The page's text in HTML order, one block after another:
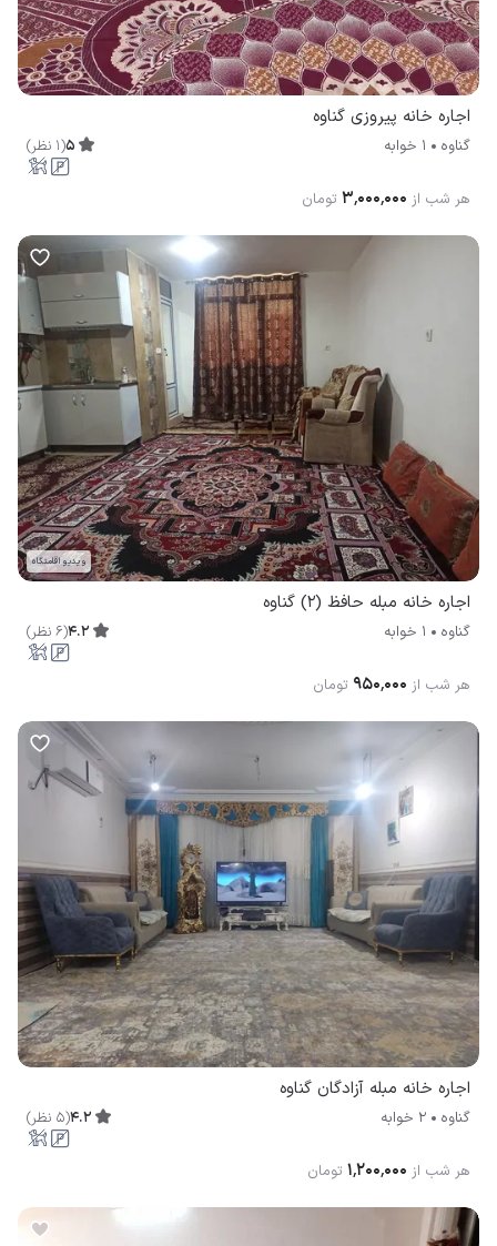
اجاره خانه پیروزی گناوه
گناوه 1 خوابه 5
(
1 نظر)
هر شب از ۳٬۰۰۰٬۰۰۰ تومان
ویدیو اقامتگاه
اجاره خانه مبله حافظ (2) گناوه
گناوه 1 خوابه 4.2
(
6 نظر)
هر شب از ۹۵۰٬۰۰۰ تومان
اجاره خانه مبله آزادگان گناوه
گناوه 2 خوابه 4.2
(
5 نظر)
هر شب از ۱٬۲۰۰٬۰۰۰ تومان